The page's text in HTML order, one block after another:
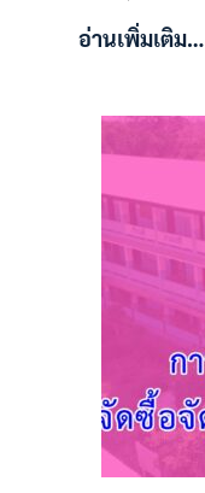
อ่านเพิ่มเติม…